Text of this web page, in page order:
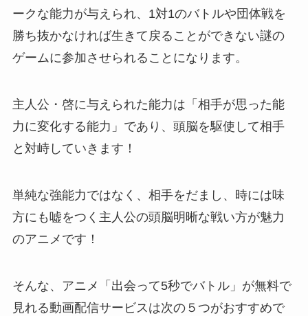
ークな能力が与えられ、1対1のバトルや団体戦を
勝ち抜かなければ生きて戻ることができない謎の
ゲームに参加させられることになります。
主人公・啓に与えられた能力は「相手が思った能
力に変化する能力」であり、頭脳を駆使して相手
と対峙していきます！
単純な強能力ではなく、相手をだまし、時には味
方にも嘘をつく主人公の頭脳明晰な戦い方が魅力
のアニメです！
そんな、アニメ「出会って5秒でバトル」が無料で
見れる動画配信サービスは次の５つがおすすめで